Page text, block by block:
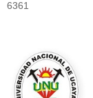
6361